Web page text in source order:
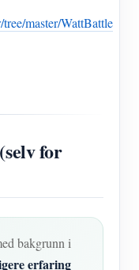
master/WattBattle
for
bakgrunn i
erfaring